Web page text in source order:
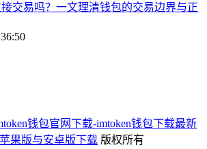
接交易吗？一文理清钱包的交易边界与正
钱包官网下载-imtoken钱包下载最新
果版与安卓版下载 版权所有